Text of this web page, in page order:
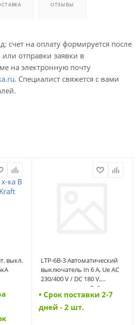
ОТЗЫВЫ
счет на оплату формируется после
отправки заявки в
на электронную почту
. Специалист свяжется с вами
выкл.
LTP-6B-3 Автоматический
выключатель In 6 A, Ue AC
230/400 V / DC 180 V,
характеристика B, 3-полюс,
Icn 6 kA (42240)
• Cрок поставки 2-7
дней - 2 шт.